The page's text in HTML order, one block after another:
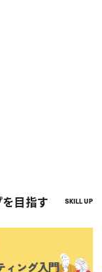
目指す SKILL UP